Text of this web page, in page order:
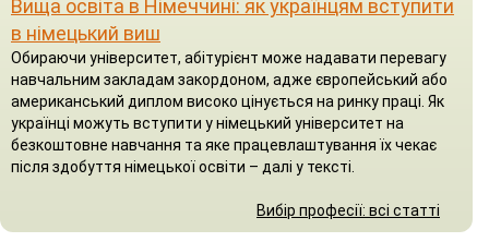
Вища освіта в Німеччині: як українцям вступити
в німецький виш
Обираючи університет, абітурієнт може надавати перевагу
навчальним закладам закордоном, адже європейський або
американський диплом високо цінується на ринку праці. Як
українці можуть вступити у німецький університет на
безкоштовне навчання та яке працевлаштування їх чекає
після здобуття німецької освіти – далі у тексті.
Вибір професії: всі статті